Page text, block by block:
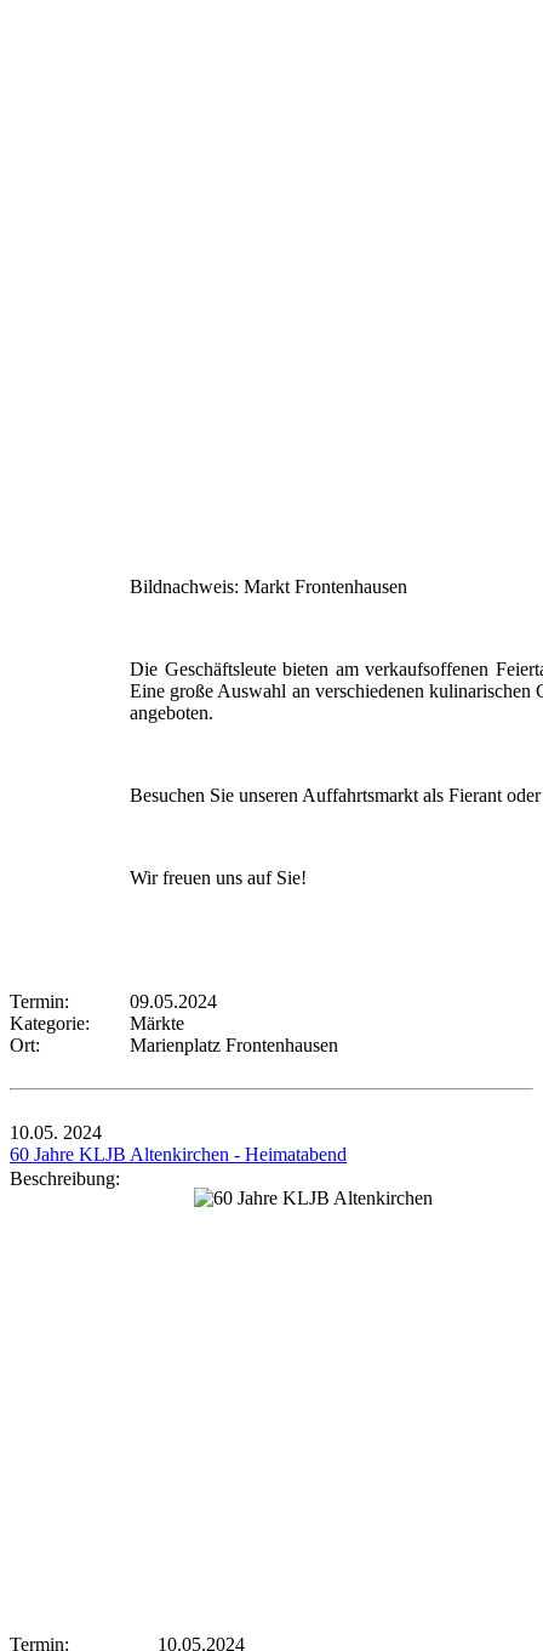
Bildnachweis: Markt Frontenhausen
Die Geschäftsleute bieten am verkaufsoffenen
Eine große Auswahl an verschiedenen kulinarischen
angeboten.
Besuchen Sie unseren Auffahrtsmarkt als Fierant
Wir freuen uns auf Sie!
Termin:
09.05.2024
Kategorie:
Märkte
Ort:
Marienplatz Frontenhausen
10.05. 2024
60 Jahre KLJB Altenkirchen - Heimatabend
Beschreibung:
Termin: 10.05.2024